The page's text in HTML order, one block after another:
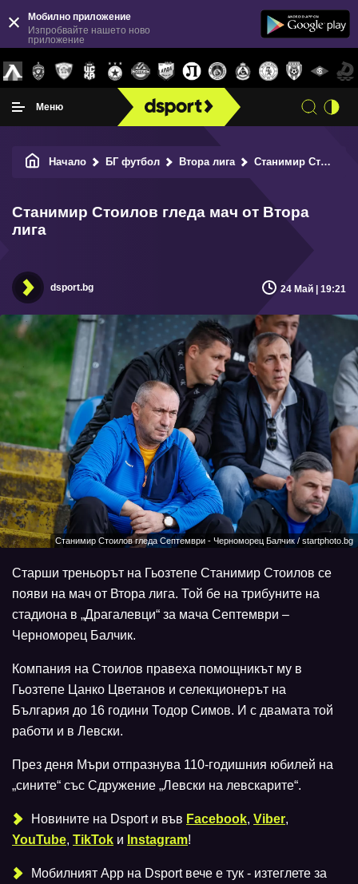
Мобилно приложение
Изпробвайте нашето ново
приложение
Меню
Начало БГ футбол Втора лига Станимир Стоилов гледа мач от Втора лига
Станимир Стоилов гледа мач от Втора
лига
dsport.bg 24 Май | 19:21
Станимир Стоилов гледа Септември - Черноморец Балчик / startphoto.bg
Старши треньорът на Гьозтепе Станимир Стоилов се
появи на мач от Втора лига. Той бе на трибуните на
стадиона в „Драгалевци“ за мача Септември –
Черноморец Балчик.
Компания на Стоилов правеха помощникът му в
Гьозтепе Цанко Цветанов и селекционерът на
България до 16 години Тодор Симов. И с двамата той
работи и в Левски.
През деня Мъри отпразнува 110-годишния юбилей на
„сините“ със Сдружение „Левски на левскарите“.
Новините на Dsport и във Facebook, Viber,
YouTube, TikTok и Instagram!
Мобилният Аpp на Dsport вече е тук - изтеглете за